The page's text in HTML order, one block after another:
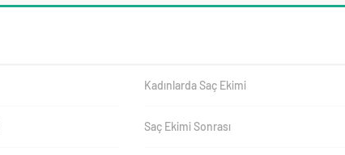
Kadınlarda Saç Ekimi
Saç Ekimi Sonrası